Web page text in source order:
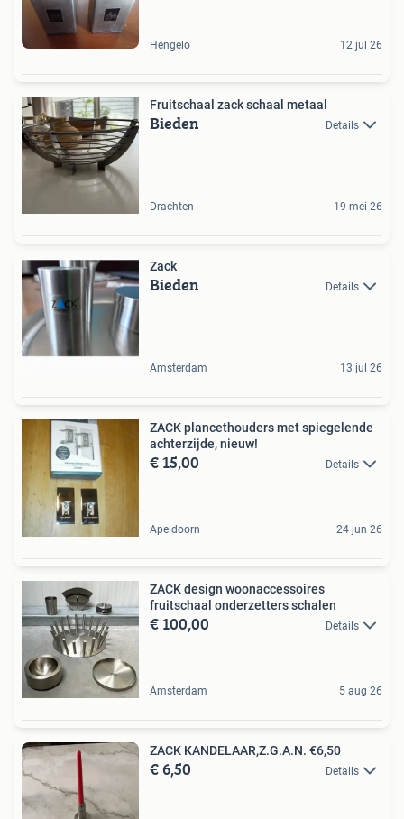
Hengelo 12 jul 26
Fruitschaal zack schaal metaal
Bieden Details
Drachten 19 mei 26
Zack
Bieden Details
Amsterdam 13 jul 26
ZACK plancethouders met spiegelende
achterzijde, nieuw!
€ 15,00 Details
Apeldoorn 24 jun 26
ZACK design woonaccessoires
fruitschaal onderzetters schalen
€ 100,00 Details
Amsterdam 5 aug 26
ZACK KANDELAAR,Z.G.A.N. €6,50
€ 6,50 Details